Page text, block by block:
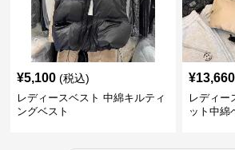
¥5,100 (税込)
レディースベスト 中綿キルティ
ングベスト
¥13,660
レディー
ット中綿